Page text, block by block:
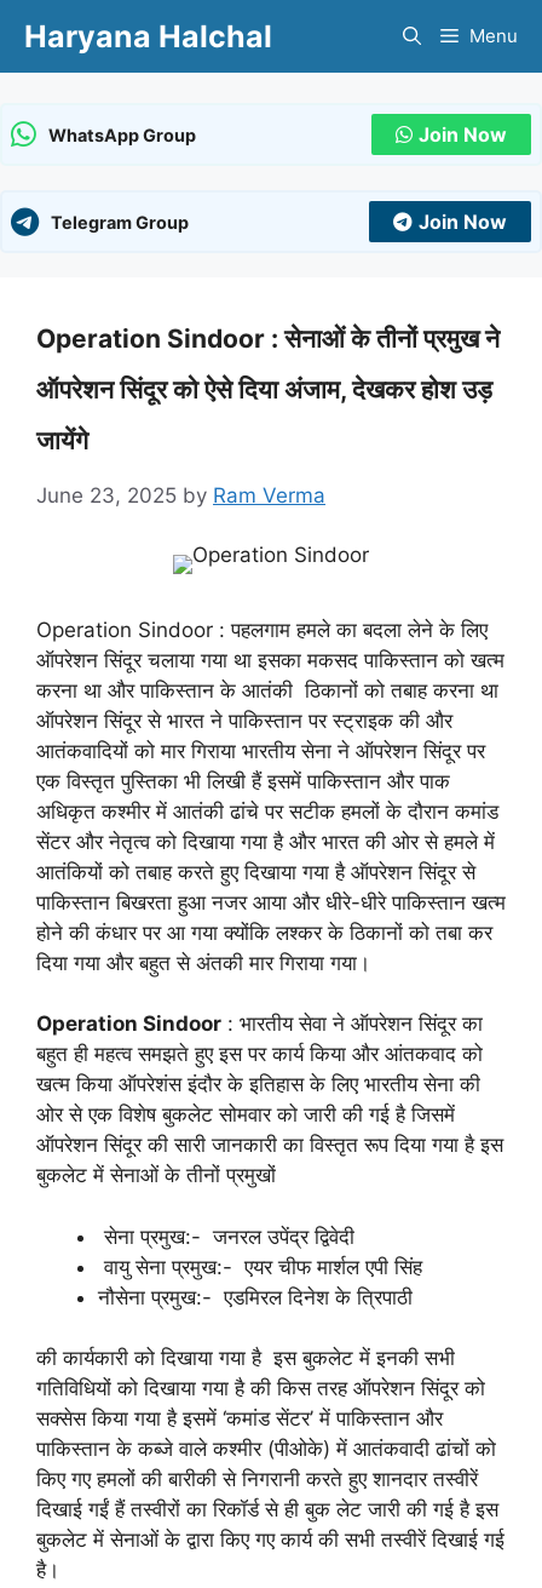
content
Haryana Halchal Menu
WhatsApp Group Join Now
Telegram Group Join Now
Operation Sindoor : सेनाओं के तीनों प्रमुख ने
ऑपरेशन सिंदूर को ऐसे दिया अंजाम, देखकर होश उड़
जायेंगे
June 23, 2025 by Ram Verma
Operation Sindoor : पहलगाम हमले का बदला लेने के लिए
ऑपरेशन सिंदूर चलाया गया था इसका मकसद पाकिस्तान को खत्म
करना था और पाकिस्तान के आतंकी ठिकानों को तबाह करना था
ऑपरेशन सिंदूर से भारत ने पाकिस्तान पर स्ट्राइक की और
आतंकवादियों को मार गिराया भारतीय सेना ने ऑपरेशन सिंदूर पर
एक विस्तृत पुस्तिका भी लिखी हैं इसमें पाकिस्तान और पाक
अधिकृत कश्मीर में आतंकी ढांचे पर सटीक हमलों के दौरान कमांड
सेंटर और नेतृत्व को दिखाया गया है और भारत की ओर से हमले में
आतंकियों को तबाह करते हुए दिखाया गया है ऑपरेशन सिंदूर से
पाकिस्तान बिखरता हुआ नजर आया और धीरे-धीरे पाकिस्तान खत्म
होने की कंधार पर आ गया क्योंकि लश्कर के ठिकानों को तबा कर
दिया गया और बहुत से अंतकी मार गिराया गया।
Operation Sindoor : भारतीय सेवा ने ऑपरेशन सिंदूर का
बहुत ही महत्व समझते हुए इस पर कार्य किया और आंतकवाद को
खत्म किया ऑपरेशंस इंदौर के इतिहास के लिए भारतीय सेना की
ओर से एक विशेष बुकलेट सोमवार को जारी की गई है जिसमें
ऑपरेशन सिंदूर की सारी जानकारी का विस्तृत रूप दिया गया है इस
बुकलेट में सेनाओं के तीनों प्रमुखों
सेना प्रमुख:- जनरल उपेंद्र द्विवेदी
वायु सेना प्रमुख:- एयर चीफ मार्शल एपी सिंह
नौसेना प्रमुख:- एडमिरल दिनेश के त्रिपाठी
की कार्यकारी को दिखाया गया है इस बुकलेट में इनकी सभी
गतिविधियों को दिखाया गया है की किस तरह ऑपरेशन सिंदूर को
सक्सेस किया गया है इसमें ‘कमांड सेंटर’ में पाकिस्तान और
पाकिस्तान के कब्जे वाले कश्मीर (पीओके) में आतंकवादी ढांचों को
किए गए हमलों की बारीकी से निगरानी करते हुए शानदार तस्वीरें
दिखाई गईं हैं तस्वीरों का रिकॉर्ड से ही बुक लेट जारी की गई है इस
बुकलेट में सेनाओं के द्वारा किए गए कार्य की सभी तस्वीरें दिखाई गई
है।